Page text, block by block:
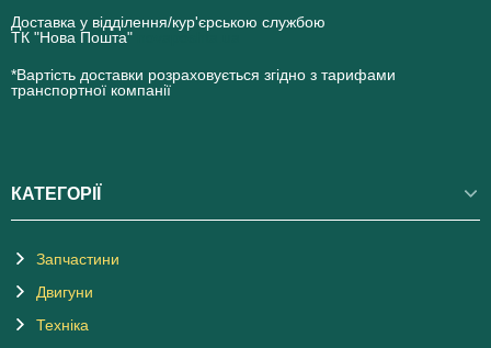
Доставка у відділення/кур'єрською службою
ТК "Нова Пошта"
*Вартість доставки розраховується згідно з тарифами
транспортної компанії
КАТЕГОРІЇ
Запчастини
Двигуни
Техніка